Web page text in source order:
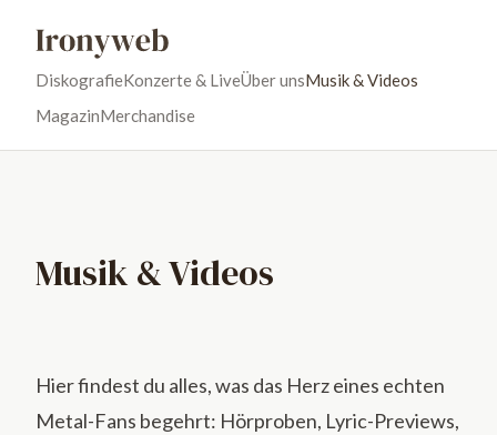
DiskografieKonzerte & LiveÜber unsMusik & Videos
MagazinMerchandise
Musik & Videos
Hier findest du alles, was das Herz eines echten
Metal-Fans begehrt: Hörproben, Lyric-Previews,